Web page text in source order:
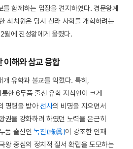
를 함께하는 입장을 견지하였다. 경문왕계
최치원은 당시 신라 사회를 개혁하려는
에 진성왕에게 올렸다.
이해와 삼교 융합
유학과 불교를 익혔다. 특히,
한 6두품 출신 유학 지식인이 크게
명령을 받아선사의 비명을 지으면서
권을 강화하려 하였던 노력을 은근히
품 출신인녹진(祿眞)이 강조한 인재
왕 중심의 정치적 질서 확립을 도모하는